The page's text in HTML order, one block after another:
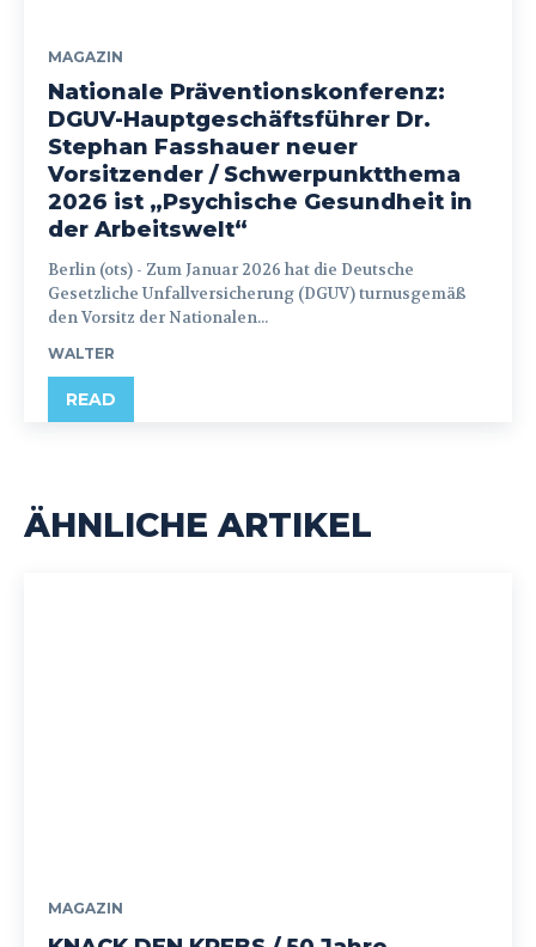
MAGAZIN
Nationale Präventionskonferenz:
DGUV-Hauptgeschäftsführer Dr.
Stephan Fasshauer neuer
Vorsitzender / Schwerpunktthema
2026 ist „Psychische Gesundheit in
der Arbeitswelt“
Berlin (ots) - Zum Januar 2026 hat die Deutsche
Gesetzliche Unfallversicherung (DGUV) turnusgemäß
den Vorsitz der Nationalen...
WALTER
READ
ÄHNLICHE ARTIKEL
MAGAZIN